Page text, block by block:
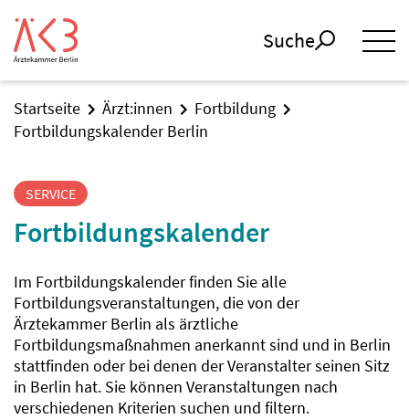
Suche
Startseite Ärzt:innen
Fortbildung
Fortbildungskalender Berlin
SERVICE
Fortbildungskalender
Im Fortbildungskalender finden Sie alle
Fortbildungsveranstaltungen, die von der
Ärztekammer Berlin als ärztliche
Fortbildungsmaßnahmen anerkannt sind und in Berlin
stattfinden oder bei denen der Veranstalter seinen Sitz
in Berlin hat. Sie können Veranstaltungen nach
verschiedenen Kriterien suchen und filtern.